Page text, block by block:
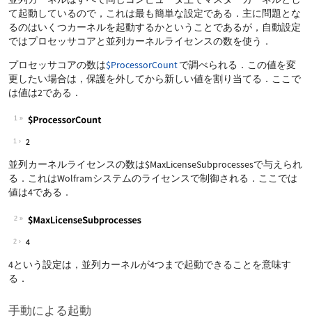
て起動しているので，これは最も簡単な設定である．主に問題とな
るのはいくつカーネルを起動するかということであるが，自動設定
ではプロセッサコアと並列カーネルライセンスの数を使う．
プロセッサコアの数は$ProcessorCountで調べられる．この値を変
更したい場合は，保護を外してから新しい値を割り当てる．ここで
は値は2である．
1
1
並列カーネルライセンスの数は$MaxLicenseSubprocessesで与えられ
る．これはWolframシステムのライセンスで制御される．ここでは
値は4である．
2
2
4という設定は，並列カーネルが4つまで起動できることを意味す
る．
手動による起動